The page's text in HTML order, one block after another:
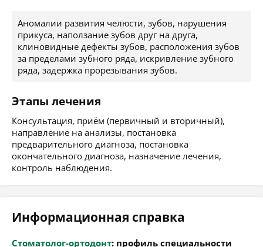
Аномалии развития челюсти, зубов, нарушения
прикуса, наползание зубов друг на друга,
клиновидные дефекты зубов, расположения зубов
за пределами зубного ряда, искривление зубного
ряда, задержка прорезывания зубов.
Этапы лечения
Консультация, приём (первичный и вторичный),
направление на анализы, постановка
предварительного диагноза, постановка
окончательного диагноза, назначение лечения,
контроль наблюдения.
Информационная справка
Стоматолог-ортодонт: профиль специальности